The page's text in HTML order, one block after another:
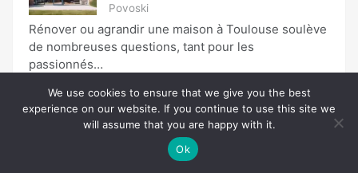
Povoski
Rénover ou agrandir une maison à Toulouse soulève
de nombreuses questions, tant pour les
passionnés…
En savoir plus
Next
We use cookies to ensure that we give you the best
experience on our website. If you continue to use this site we
will assume that you are happy with it.
Ok